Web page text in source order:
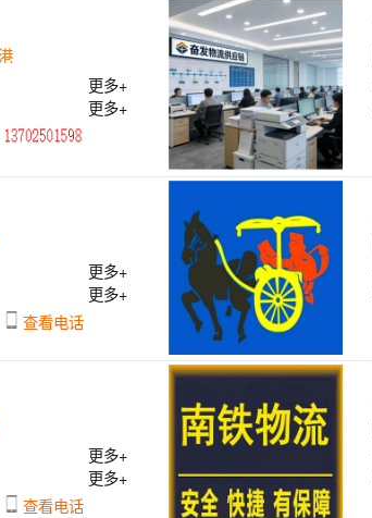
更多+
更多+
更多+
更多+
查看电话
更多+
更多+
查看电话